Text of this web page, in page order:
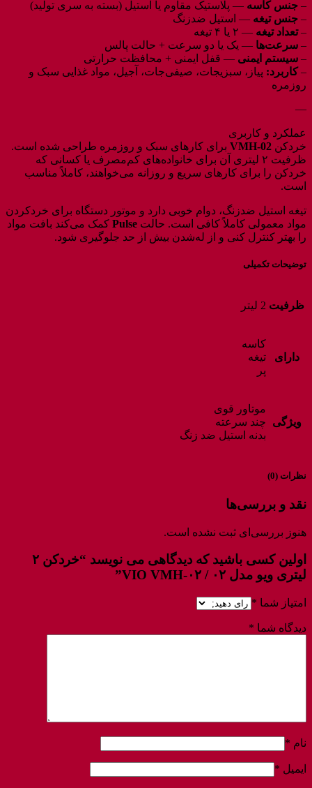
– جنس کاسه — پلاستیک مقاوم یا استیل (بسته به سری تولید)
– جنس تیغه — استیل ضدزنگ
–تعداد تیغه — ۲ یا ۴ تیغه
– سرعت‌ها — یک یا دو سرعت + حالت پالس
– سیستم ایمنی — قفل ایمنی + محافظت حرارتی
–کاربرد: پیاز، سبزیجات، صیفی‌جات، آجیل، مواد غذایی سبک و
روزمره
—
عملکرد و کاربری
خردکن VMH‑02 برای کارهای سبک و روزمره طراحی شده است.
ظرفیت ۲ لیتری آن برای خانواده‌های کم‌مصرف یا کسانی که
خردکن را برای کارهای سریع و روزانه می‌خواهند، کاملاً مناسب
است.
تیغه استیل ضدزنگ، دوام خوبی دارد و موتور دستگاه برای خردکردن
مواد معمولی کاملاً کافی است. حالت Pulse کمک می‌کند بافت مواد
را بهتر کنترل کنی و از له‌شدن بیش از حد جلوگیری شود.
توضیحات تکمیلی
ظرفیت 2 لیتر
دارای
کاسه
تیغه
پر
ویژگی
موتاور قوی
چند سرعته
بدنه استیل ضد زنگ
نظرات (0)
نقد و بررسی‌ها
هنوز بررسی‌ای ثبت نشده است.
اولین کسی باشید که دیدگاهی می نویسد “خردکن ۲
لیتری ویو مدل ۰۲ / VIO VMH-۰۲”
امتیاز شما *
دیدگاه شما *
نام *
ایمیل *